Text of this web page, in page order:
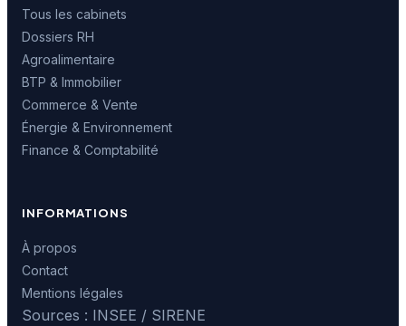
Tous les cabinets
Dossiers RH
Agroalimentaire
BTP & Immobilier
Commerce & Vente
Énergie & Environnement
Finance & Comptabilité
INFORMATIONS
À propos
Contact
Mentions légales
Sources : INSEE / SIRENE